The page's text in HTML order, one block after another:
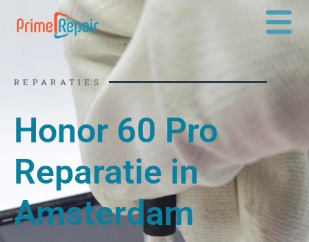
naar
REPARATIES
Honor 60 Pro
Reparatie in
Amsterdam